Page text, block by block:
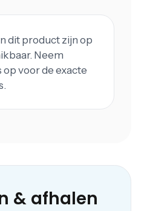
dit product zijn op
Neem
voor de exacte
& afhalen